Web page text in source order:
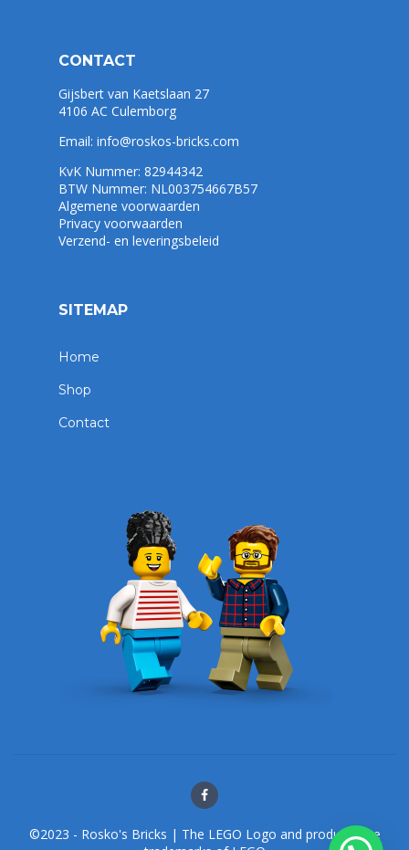
CONTACT
Gijsbert van Kaetslaan 27
4106 AC Culemborg
Email: info@roskos-bricks.com
KvK Nummer: 82944342
BTW Nummer: NL003754667B57
Algemene voorwaarden
Privacy voorwaarden
Verzend- en leveringsbeleid
SITEMAP
Home
Shop
Contact
©2023 - Rosko's Bricks | The LEGO Logo and products are